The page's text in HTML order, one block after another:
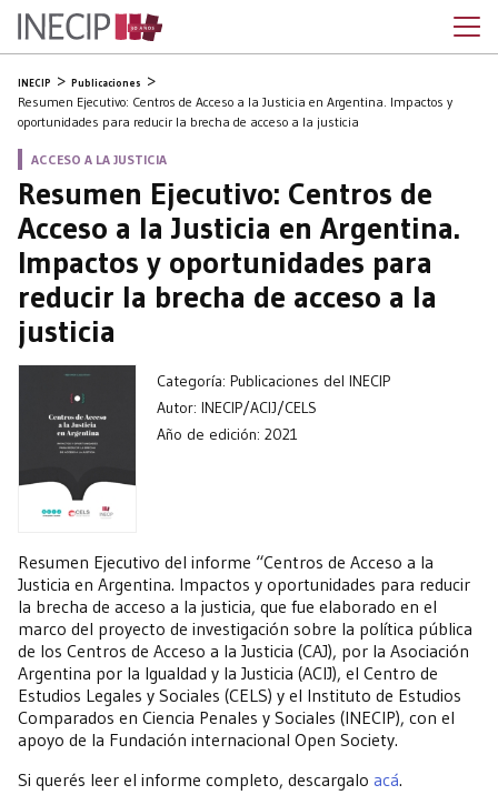
INECIP Publicaciones
Resumen Ejecutivo: Centros de Acceso a la Justicia en Argentina. Impactos y
oportunidades para reducir la brecha de acceso a la justicia
ACCESO A LA JUSTICIA
Resumen Ejecutivo: Centros de
Acceso a la Justicia en Argentina.
Impactos y oportunidades para
reducir la brecha de acceso a la
justicia
Categoría: Publicaciones del INECIP
Autor: INECIP/ACIJ/CELS
Año de edición: 2021
Resumen Ejecutivo del informe “Centros de Acceso a la
Justicia en Argentina. Impactos y oportunidades para reducir
la brecha de acceso a la justicia, que fue elaborado en el
marco del proyecto de investigación sobre la política pública
de los Centros de Acceso a la Justicia (CAJ), por la Asociación
Argentina por la Igualdad y la Justicia (ACIJ), el Centro de
Estudios Legales y Sociales (CELS) y el Instituto de Estudios
Comparados en Ciencia Penales y Sociales (INECIP), con el
apoyo de la Fundación internacional Open Society.
Si querés leer el informe completo, descargalo acá.